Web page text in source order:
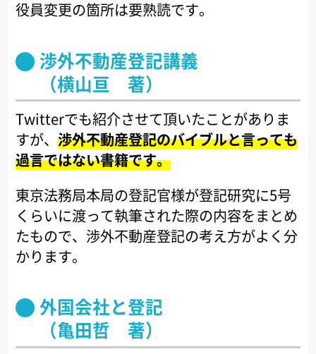
役員変更の箇所は要熟読です。
渉外不動産登記講義
（横山亘 著）
Twitterでも紹介させて頂いたことがありま
すが、渉外不動産登記のバイブルと言っても
過言ではない書籍です。
東京法務局本局の登記官様が登記研究に5号
くらいに渡って執筆された際の内容をまとめ
たもので、渉外不動産登記の考え方がよく分
かります。
外国会社と登記
（亀田哲 著）